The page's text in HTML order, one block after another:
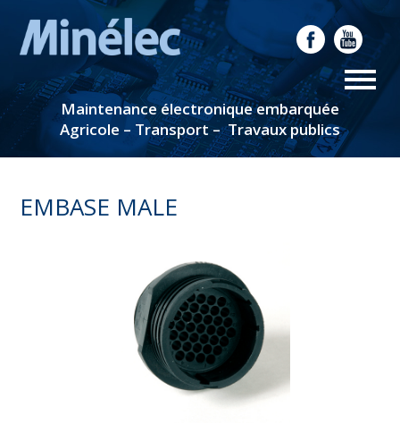
Maintenance électronique embarquée
Agricole – Transport – Travaux publics
EMBASE MALE